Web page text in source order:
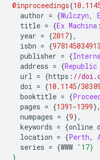
@inproceedings{
author = {Wulczyn,
title = {Ex Machina :
year = {2017},
isbn = {
publisher = {
address = {Republic
url = {https : //
doi = {10.1145/
booktitle = {
pages = {1391 -1399},
numpages = {9},
keywords = {online
location = {Perth,
series = {WWW '17}
}